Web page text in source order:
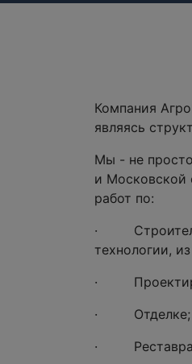
Компания
являясь
Мы - не
и Московской
работ по:
·
технологии,
·
· Отделке;
·